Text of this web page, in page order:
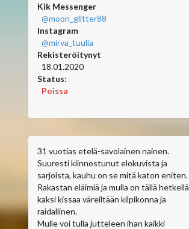
Kik Messenger
@moon_glitter88
Instagram
@mirva_tuulia
Rekisteröitynyt
18.01.2020
Status:
Poissa
31 vuotias etelä-savolainen nainen.
Suuresti kiinnostunut elokuvista ja
sarjoista, kauhu on se mitä katon eniten.
Rakastan eläimiä ja mulla on tällä hetkellä
kaksi kissaa väreiltään kilpikonna ja
raidallinen.
Mulle voi tulla jutteleen ihan kaikki